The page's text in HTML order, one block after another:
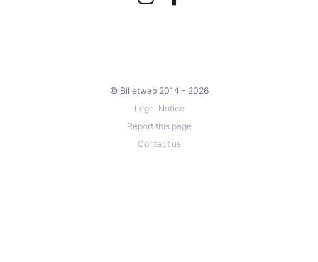
© Billetweb 2014 - 2026
Legal Notice
Report this page
Contact us